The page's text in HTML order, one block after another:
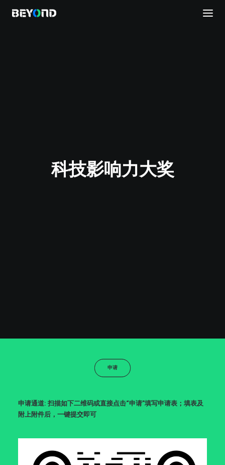
直播
科技影响力大奖
申请
申请通道: 扫描如下二维码或直接点击“申请”填写申请表；填表及
附上附件后，一键提交即可